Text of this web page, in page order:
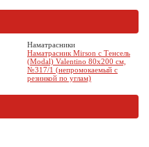
Наматрасники
Наматрасник Mirson с Тенсель
(Modal) Valentino 80x200 см,
№317/1 (непромокаемый с
резинкой по углам)